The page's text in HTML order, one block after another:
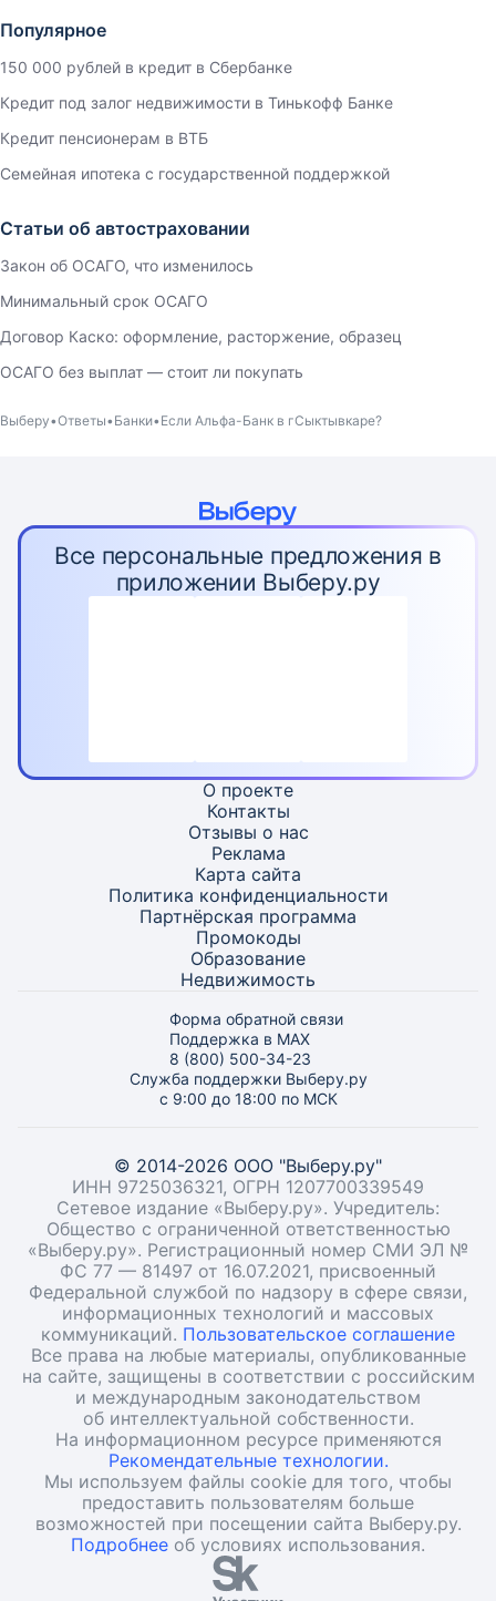
Популярное
150 000 рублей в кредит в Сбербанке
Кредит под залог недвижимости в Тинькофф Банке
Кредит пенсионерам в ВТБ
Семейная ипотека с государственной поддержкой
Статьи об автостраховании
Закон об ОСАГО, что изменилось
Минимальный срок ОСАГО
Договор Каско: оформление, расторжение, образец
ОСАГО без выплат — стоит ли покупать
Выберу Ответы Банки Если Альфа-Банк в гСыктывкаре?
Все персональные предложения в
приложении Выберу.ру
О проекте
Контакты
Отзывы о нас
Реклама
Карта сайта
Политика конфиденциальности
Партнёрская программа
Промокоды
Образование
Недвижимость
Форма обратной связи
Поддержка в MAX
8 (800) 500-34-23
Служба поддержки Выберу.ру
с 9:00 до 18:00 по МСК
© 2014-2026 ООО "Выберу.ру"
ИНН 9725036321, ОГРН 1207700339549
Сетевое издание «Выберу.ру». Учредитель:
Общество с ограниченной ответственностью
«Выберу.ру». Регистрационный номер СМИ ЭЛ №
ФС 77 — 81497 от 16.07.2021, присвоенный
Федеральной службой по надзору в сфере связи,
информационных технологий и массовых
коммуникаций. Пользовательское соглашение
Все права на любые материалы, опубликованные
на сайте, защищены в соответствии с российским
и международным законодательством
об интеллектуальной собственности.
На информационном ресурсе применяются
Рекомендательные технологии.
Мы используем файлы cookie для того, чтобы
предоставить пользователям больше
возможностей при посещении сайта Выберу.ру.
Подробнее об условиях использования.